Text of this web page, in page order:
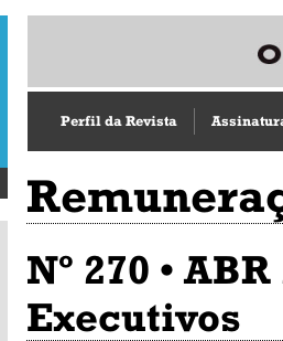
Perfil da Revista
Nº 270 •
Executivos